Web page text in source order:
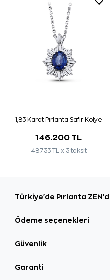
1,83 Karat Pırlanta Safir Kolye
146.200 TL
48.733 TL x 3 taksit
Türkiye'de Pırlanta
Ödeme seçenekleri
Güvenlik
Garanti